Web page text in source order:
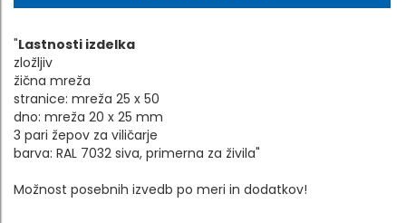
"Lastnosti izdelka
zložljiv
žična mreža
stranice: mreža 25 x 50
dno: mreža 20 x 25 mm
3 pari žepov za viličarje
barva: RAL 7032 siva, primerna za živila"
Možnost posebnih izvedb po meri in dodatkov!